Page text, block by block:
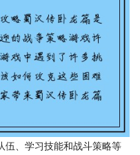
伍、学习技能和战斗策略等